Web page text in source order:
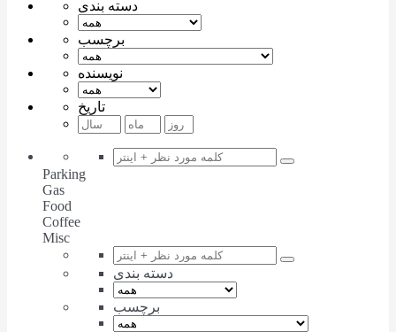
دسته بندی
برچسب
نویسنده
تاریخ
Parking
Gas
Food
Coffee
Misc
دسته بندی
برچسب